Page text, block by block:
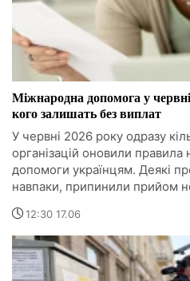
Міжнародна допомога у
кого залишать без виплат
У червні 2026 року одразу
організацій оновили правила
допомоги українцям. Деякі
навпаки, припинили прийом
12:30 17.06